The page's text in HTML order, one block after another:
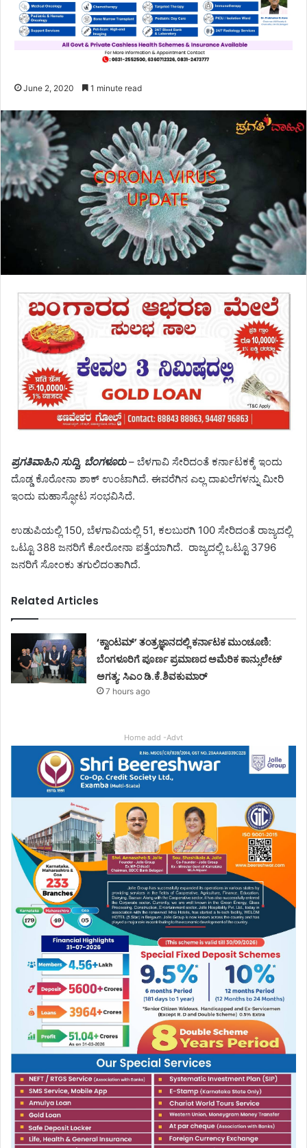
June 2, 2020 1 minute read
ಪ್ರಗತಿವಾಹಿನಿ ಸುದ್ದಿ, ಬೆಂಗಳೂರು– ಬೆಳಗಾವಿ ಸೇರಿದಂತೆ ಕರ್ನಾಟಕಕ್ಕೆ ಇಂದು
ದೊಡ್ಡ ಕೊರೋನಾ ಶಾಕ್ ಉಂಟಾಗಿದೆ. ಈವರೆಗಿನ ಎಲ್ಲ ದಾಖಲೆಗಳನ್ನು ಮೀರಿ
ಇಂದು ಮಹಾಸ್ಫೋಟ ಸಂಭವಿಸಿದೆ.
ಉಡುಪಿಯಲ್ಲಿ 150, ಬೆಳಗಾವಿಯಲ್ಲಿ 51, ಕಲಬುರಗಿ 100 ಸೇರಿದಂತೆ ರಾಜ್ಯದಲ್ಲಿ
ಒಟ್ಟೂ 388 ಜನರಿಗೆ ಕೋರೋನಾ ಪತ್ತೆಯಾಗಿದೆ. ರಾಜ್ಯದಲ್ಲಿ ಒಟ್ಟೂ 3796
ಜನರಿಗೆ ಸೋಂಕು ತಗುಲಿದಂತಾಗಿದೆ.
Related Articles
‘ಕ್ವಾಂಟಮ್’ ತಂತ್ರಜ್ಞಾನದಲ್ಲಿ ಕರ್ನಾಟಕ ಮುಂಚೂಣಿ:
ಬೆಂಗಳೂರಿಗೆ ಪೂರ್ಣ ಪ್ರಮಾಣದ ಅಮೆರಿಕ ಕಾನ್ಸುಲೇಟ್
ಅಗತ್ಯ: ಸಿಎಂ ಡಿ.ಕೆ.ಶಿವಕುಮಾರ್
7 hours ago
Home add -Advt